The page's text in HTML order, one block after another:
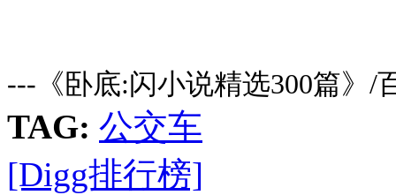
---《卧底:闪小说精选300篇》/
TAG: 公交车
[Digg排行榜]